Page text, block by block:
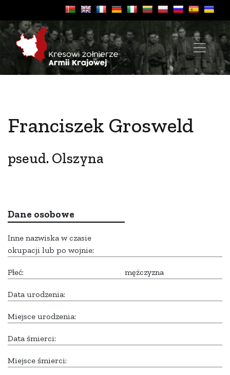
Franciszek Grosweld
pseud. Olszyna
Dane osobowe
Inne nazwiska w czasie
okupacji lub po wojnie:
Płeć: mężczyzna
Data urodzenia:
Miejsce urodzenia:
Data śmierci:
Miejsce śmierci: